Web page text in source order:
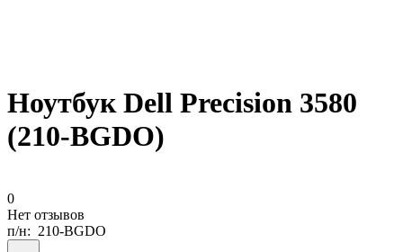
Ноутбук Dell Precision 3580
(210-BGDO)
0
Нет отзывов
п/н: 210-BGDO